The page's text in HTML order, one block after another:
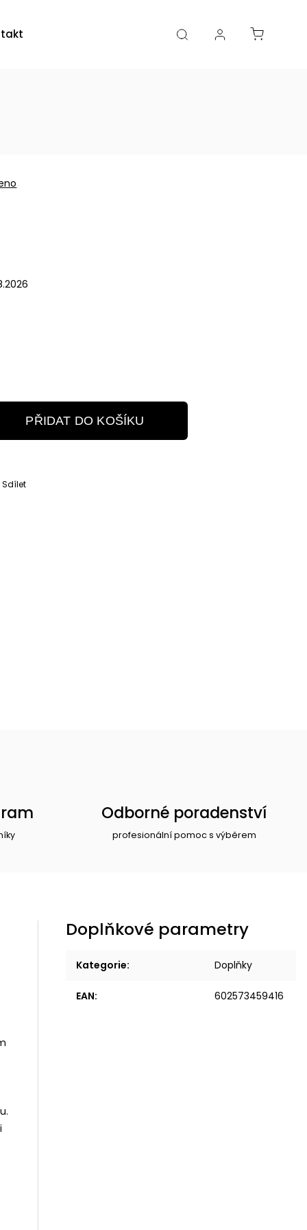
PŘIDAT DO KOŠÍKU
Sdílet
Odborné poradenství
profesionální pomoc s výběrem
Doplňkové parametry
Kategorie: Doplňky
EAN: 602573459416